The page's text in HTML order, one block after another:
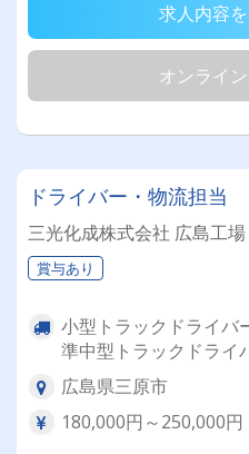
求人内容
オンライ
ドライバー・物流担当
三光化成株式会社 広島工場
賞与あり
小型トラックドライバ
準中型トラックドライ
広島県三原市
180,000円～250,000円